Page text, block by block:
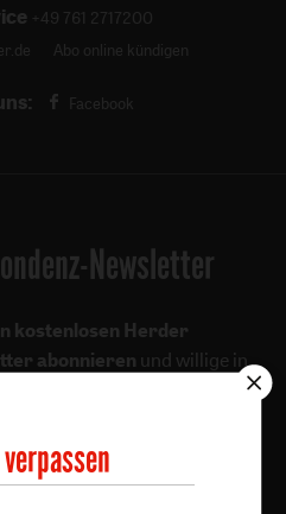
+49 761 2717200
Abo online kündigen
Facebook
Newsletter
kostenlosen Herder
abonnieren und willige in
zum Zweck des E-
Werbung kann ich jederzeit